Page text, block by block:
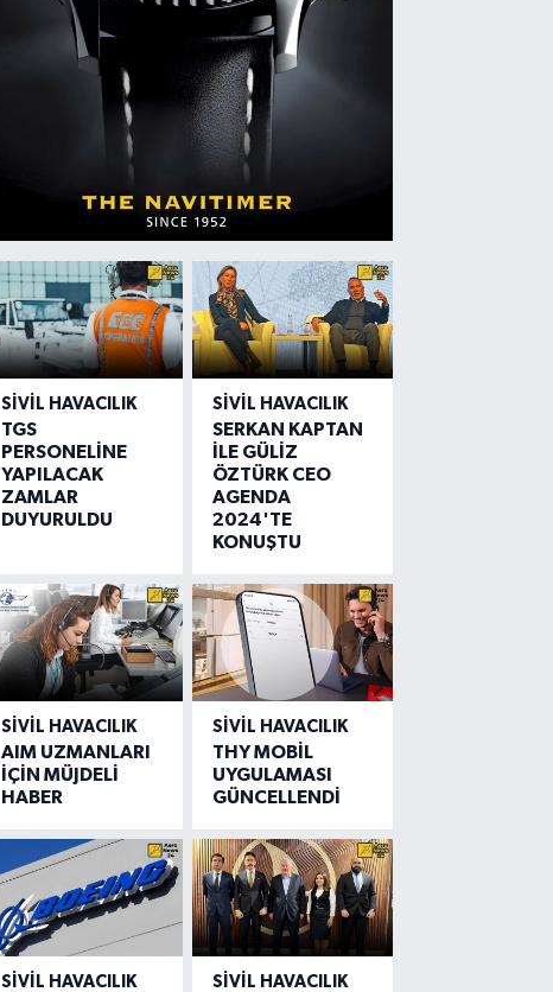
SIVIL HAVACILIK
TGS
PERSONELİNE
YAPILACAK
ZAMLAR
DUYURULDU
SIVIL HAVACILIK
SERKAN KAPTAN
İLE GÜLİZ
ÖZTÜRK CEO
AGENDA
2024'TE
KONUŞTU
SIVIL HAVACILIK
AIM UZMANLARI
İÇİN MÜJDELİ
HABER
SIVIL HAVACILIK
THY MOBİL
UYGULAMASI
GÜNCELLENDİ
SIVIL HAVACILIK SIVIL HAVACILIK